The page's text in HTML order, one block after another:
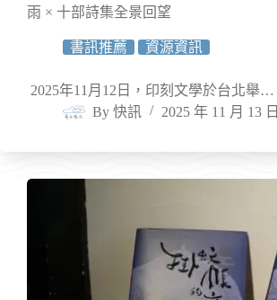
雨 × 十部詩集全景回望
書訊推薦 資源資訊
2025年11月12日，印刻文學於台北舉…
By 快訊 2025 年 11 月 13 日